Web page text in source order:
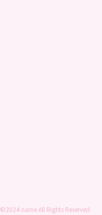
©2024 name All Rights Reserved